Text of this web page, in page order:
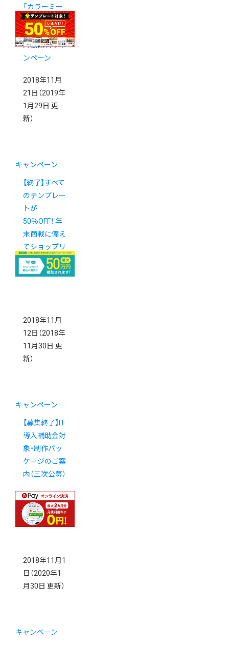
「カラーミー
リピート」月
額利用料3カ
月間無料キャ
ンペーン
2018年11月
21日 （2019年
1月29日 更
新）
キャンペーン
【終了】すべて
のテンプレー
トが
50％OFF！ 年
末商戦に備え
てショップリ
ニューアルし
ませんか？
2018年11月
12日 （2018年
11月30日 更
新）
キャンペーン
【募集終了】IT
導入補助金対
象・制作パッ
ケージのご案
内（三次公募）
2018年11月1
日 （2020年1
月30日 更新）
キャンペーン